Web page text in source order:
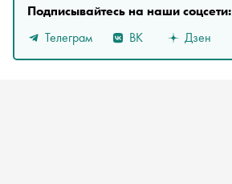
Подписывайтесь на наши соцсети:
Телеграм
ВК Дзен